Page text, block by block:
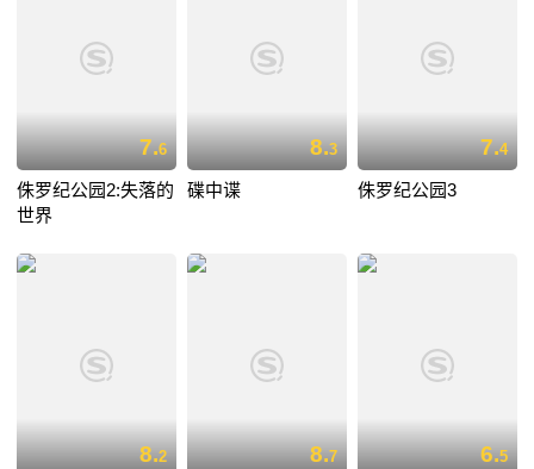
7.6
侏罗纪公园2:失落的
世界
8.3
碟中谍
7.4
侏罗纪公园3
8.2 8.7 6.5